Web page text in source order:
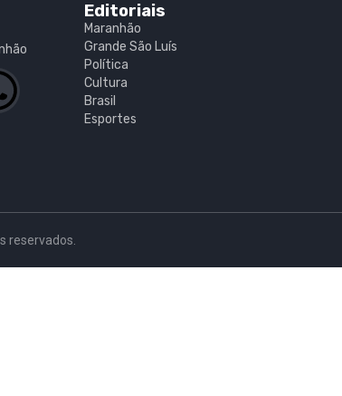
Editoriais
Maranhão
Grande São Luís
Política
Cultura
Brasil
Esportes
reservados.